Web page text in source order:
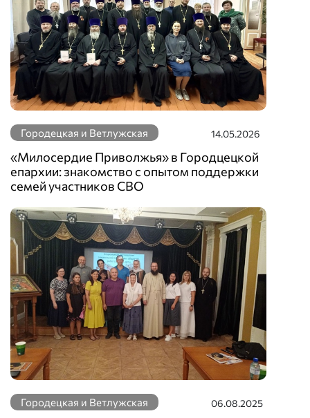
Городецкая и Ветлужская 14.05.2026
«Милосердие Приволжья» в Городцецкой
епархии: знакомство с опытом поддержки
семей участников СВО
Городецкая и Ветлужская 06.08.2025